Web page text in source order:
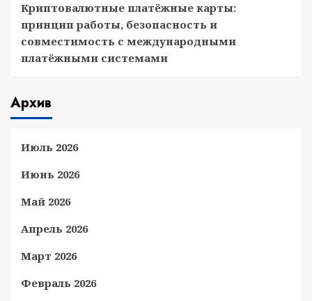
Криптовалютные платёжные карты:
принцип работы, безопасность и
совместимость с международными
платёжными системами
Архив
Июль 2026
Июнь 2026
Май 2026
Апрель 2026
Март 2026
Февраль 2026